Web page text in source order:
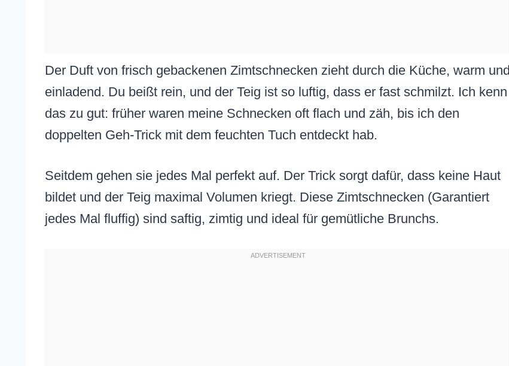
Der Duft von frisch gebackenen Zimtschnecken zieht durch die Küche, warm und
einladend. Du beißt rein, und der Teig ist so luftig, dass er fast schmilzt. Ich kenn
das zu gut: früher waren meine Schnecken oft flach und zäh, bis ich den
doppelten Geh-Trick mit dem feuchten Tuch entdeckt hab.
Seitdem gehen sie jedes Mal perfekt auf. Der Trick sorgt dafür, dass keine Haut
bildet und der Teig maximal Volumen kriegt. Diese Zimtschnecken (Garantiert
jedes Mal fluffig) sind saftig, zimtig und ideal für gemütliche Brunchs.